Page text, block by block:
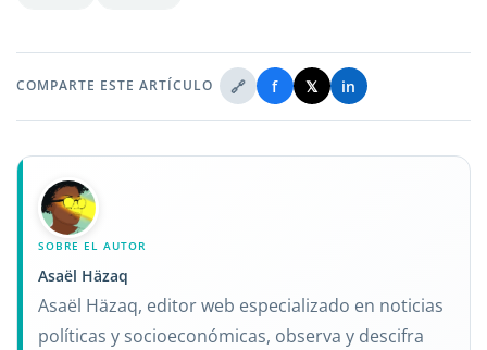
COMPARTE ESTE ARTÍCULO 🔗 f 𝕏 in
SOBRE EL AUTOR
Asaël Häzaq
Asaël Häzaq, editor web especializado en noticias
políticas y socioeconómicas, observa y descifra